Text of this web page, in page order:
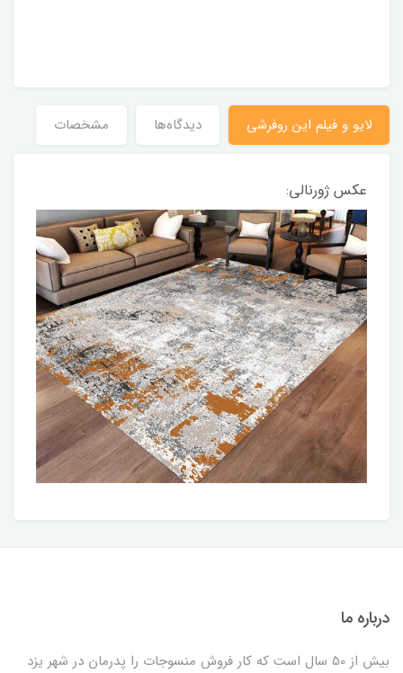
لایو و فیلم این روفرشی دیدگاه‌ها مشخصات
عکس ژورنالی:
درباره ما
بیش از 50 سال است که کار فروش منسوجات را پدرمان در شهر یزد